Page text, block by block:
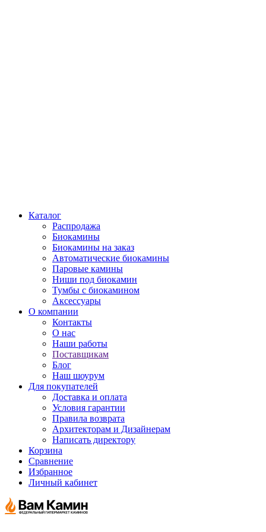
Каталог
Распродажа
Биокамины
Биокамины на заказ
Автоматические биокамины
Паровые камины
Ниши под биокамин
Тумбы с биокамином
Аксессуары
О компании
Контакты
О нас
Наши работы
Поставщикам
Блог
Наш шоурум
Для покупателей
Доставка и оплата
Условия гарантии
Правила возврата
Архитекторам и Дизайнерам
Написать директору
Корзина
Сравнение
Избранное
Личный кабинет